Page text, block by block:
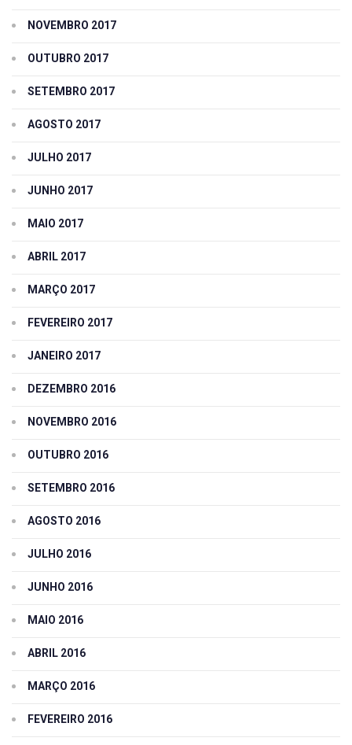
NOVEMBRO 2017
OUTUBRO 2017
SETEMBRO 2017
AGOSTO 2017
JULHO 2017
JUNHO 2017
MAIO 2017
ABRIL 2017
MARÇO 2017
FEVEREIRO 2017
JANEIRO 2017
DEZEMBRO 2016
NOVEMBRO 2016
OUTUBRO 2016
SETEMBRO 2016
AGOSTO 2016
JULHO 2016
JUNHO 2016
MAIO 2016
ABRIL 2016
MARÇO 2016
FEVEREIRO 2016